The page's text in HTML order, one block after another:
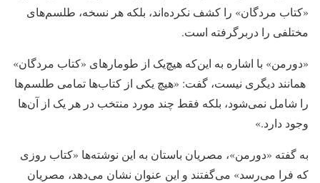
«کتاب مردگان» را کشف نکرده‌اند، بلکه هر نسخه، طلسم‌های
مختلفی را دربرگرفته است.
«دورمن» با اشاره به این‌که هیچ‌یک از طومارهای «کتاب‌ مردگان»
‌ همانند دیگری نیست، گفت: «هیچ یکی از کتاب‌ها تمامی طلسم‌ها
را شامل نمی‌شود، بلکه فقط چند مورد منتخب در هر یک از آن‌ها
وجود دارد.»
به گفته «دورمن»، مصریان باستان به این نوشته‌ها «کتاب روزی
که فرا می‌رسد» می‌گفتند و این عنوان نشان می‌دهد، ‌مصریان